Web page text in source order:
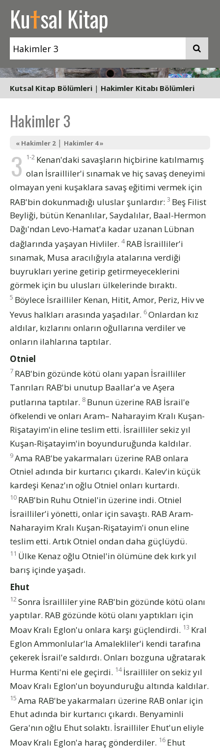
Kutsal Kitap
Kutsal Kitap Bölümleri | Hakimler Kitabı Bölümleri
Hakimler 3
« Hakimler 2| Hakimler 4 »
3 1-2 Kenan'daki savaşların hiçbirine katılmamış
olan İsrailliler'i sınamak ve hiç savaş deneyimi
olmayan yeni kuşaklara savaş eğitimi vermek için
RAB'bin dokunmadığı uluslar şunlardır: 3 Beş Filist
Beyliği, bütün Kenanlılar, Saydalılar, Baal-Hermon
Dağı'ndan Levo-Hamat'a kadar uzanan Lübnan
dağlarında yaşayan Hivliler. 4 RAB İsrailliler'i
sınamak, Musa aracılığıyla atalarına verdiği
buyrukları yerine getirip getirmeyeceklerini
görmek için bu ulusları ülkelerinde bıraktı.
5 Böylece İsrailliler Kenan, Hitit, Amor, Periz, Hiv ve
Yevus halkları arasında yaşadılar. 6Onlardan kız
aldılar, kızlarını onların oğullarına verdiler ve
onların ilahlarına taptılar.
Otniel
7 RAB'bin gözünde kötü olanı yapan İsrailliler
Tanrıları RAB'bi unutup Baallar'a ve Aşera
putlarına taptılar. 8 Bunun üzerine RAB İsrail'e
öfkelendi ve onları Aram– Naharayim Kralı Kuşan-
Rişatayim'in eline teslim etti. İsrailliler sekiz yıl
Kuşan-Rişatayim'in boyunduruğunda kaldılar.
9Ama RAB'be yakarmaları üzerine RAB onlara
Otniel adında bir kurtarıcı çıkardı. Kalev'in küçük
kardeşi Kenaz'ın oğlu Otniel onları kurtardı.
10 RAB'bin Ruhu Otniel'in üzerine indi. Otniel
İsrailliler'i yönetti, onlar için savaştı. RAB Aram-
Naharayim Kralı Kuşan-Rişatayim'i onun eline
teslim etti. Artık Otniel ondan daha güçlüydü.
11 Ülke Kenaz oğlu Otniel'in ölümüne dek kırk yıl
barış içinde yaşadı.
Ehut
12 Sonra İsrailliler yine RAB'bin gözünde kötü olanı
yaptılar. RAB gözünde kötü olanı yaptıkları için
Moav Kralı Eglon'u onlara karşı güçlendirdi. 13 Kral
Eglon Ammonlular'la Amalekliler'i kendi tarafına
çekerek İsrail'e saldırdı. Onları bozguna uğratarak
Hurma Kenti'ni ele geçirdi. 14 İsrailliler on sekiz yıl
Moav Kralı Eglon'un boyunduruğu altında kaldılar.
15 Ama RAB'be yakarmaları üzerine RAB onlar için
Ehut adında bir kurtarıcı çıkardı. Benyaminli
Gera'nın oğlu Ehut solaktı. İsrailliler Ehut'un eliyle
Moav Kralı Eglon'a haraç gönderdiler. 16 Ehut